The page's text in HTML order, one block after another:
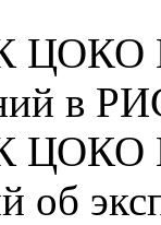
ЦОКО
в
ЦОКО
об